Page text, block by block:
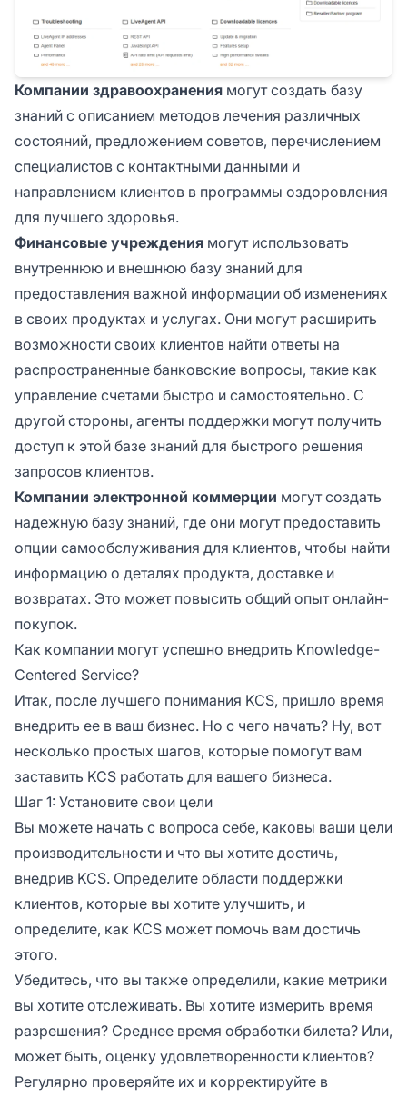
Компании здравоохранения могут создать базу
знаний с описанием методов лечения различных
состояний, предложением советов, перечислением
специалистов с контактными данными и
направлением клиентов в программы оздоровления
для лучшего здоровья.
Финансовые учреждения могут использовать
внутреннюю и внешнюю базу знаний для
предоставления важной информации об изменениях
в своих продуктах и услугах. Они могут расширить
возможности своих клиентов найти ответы на
распространенные банковские вопросы, такие как
управление счетами быстро и самостоятельно. С
другой стороны, агенты поддержки могут получить
доступ к этой базе знаний для быстрого решения
запросов клиентов.
Компании электронной коммерции могут создать
надежную базу знаний, где они могут предоставить
опции самообслуживания для клиентов, чтобы найти
информацию о деталях продукта, доставке и
возвратах. Это может повысить общий опыт онлайн-
покупок.
Как компании могут успешно внедрить Knowledge-
Centered Service?
Итак, после лучшего понимания KCS, пришло время
внедрить ее в ваш бизнес. Но с чего начать? Ну, вот
несколько простых шагов, которые помогут вам
заставить KCS работать для вашего бизнеса.
Шаг 1: Установите свои цели
Вы можете начать с вопроса себе, каковы ваши цели
производительности и что вы хотите достичь,
внедрив KCS. Определите области поддержки
клиентов, которые вы хотите улучшить, и
определите, как KCS может помочь вам достичь
этого.
Убедитесь, что вы также определили, какие метрики
вы хотите отслеживать. Вы хотите измерить время
разрешения? Среднее время обработки билета? Или,
может быть, оценку удовлетворенности клиентов?
Регулярно проверяйте их и корректируйте в